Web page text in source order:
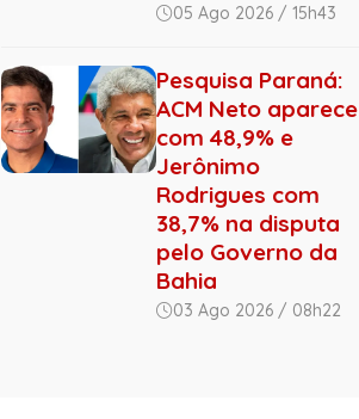
05 Ago 2026 / 15h43
Pesquisa Paraná:
ACM Neto aparece
com 48,9% e
Jerônimo
Rodrigues com
38,7% na disputa
pelo Governo da
Bahia
03 Ago 2026 / 08h22